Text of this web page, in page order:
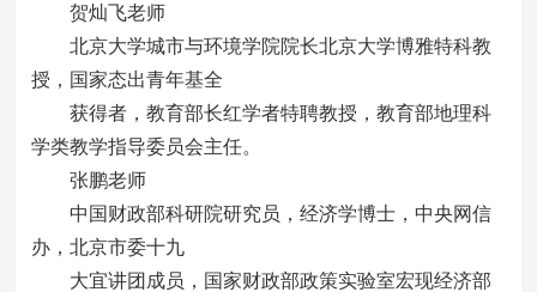
贺灿飞老师
北京大学城市与环境学院院长北京大学博雅特科教
授，国家态出青年基全
获得者，教育部长红学者特聘教授，教育部地理科
学类教学指导委员会主任。
张鹏老师
中国财政部科研院研究员，经济学博士，中央网信
办，北京市委十九
大宜讲团成员，国家财政部政策实验室宏现经济部